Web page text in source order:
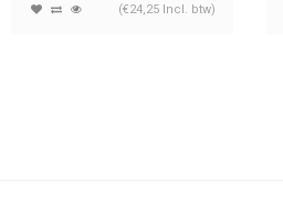
(€24,25 Incl. btw)